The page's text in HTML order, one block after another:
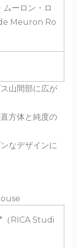
ムーロン・ロ
Meuron Ro
山間部に広が
方体と純度の
なデザインに
（RICA Studi